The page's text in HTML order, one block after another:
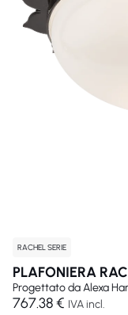
RACHEL SERIE
PLAFONIERA
Progettato daAlexa
767.38 € IVA incl.